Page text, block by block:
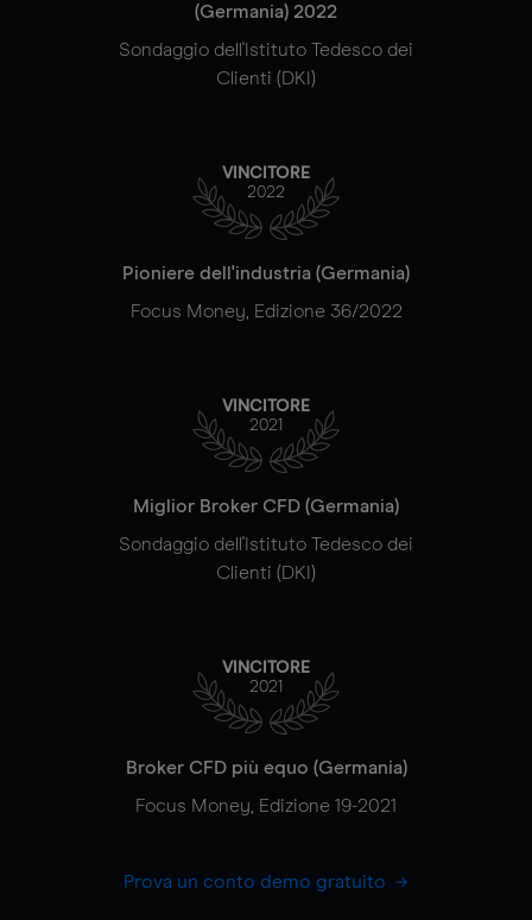
(Germania) 2022
Sondaggio dell'Istituto Tedesco dei
Clienti (DKI)
VINCITORE
2022
Pioniere dell'industria (Germania)
Focus Money, Edizione 36/2022
VINCITORE
2021
Miglior Broker CFD (Germania)
Sondaggio dell'Istituto Tedesco dei
Clienti (DKI)
VINCITORE
2021
Broker CFD più equo (Germania)
Focus Money, Edizione 19-2021
Prova un conto demo gratuito